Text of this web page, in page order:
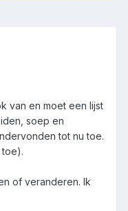
van en moet een lijst
soep en
tot nu toe.
of veranderen. Ik